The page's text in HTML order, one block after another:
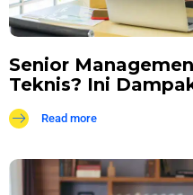
Senior
Teknis? Ini
Read more